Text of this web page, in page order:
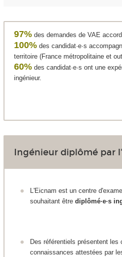
97%des demandes de VAE
100%des candidat·e·s
territoire (France métropolitaine et
60%des candidat·e·s ont une
ingénieur.
Ingénieur diplômé par
L'Eicnam est un centre
souhaitant être diplômé·e·s
Des référentiels présentent les
connaissances attestées par